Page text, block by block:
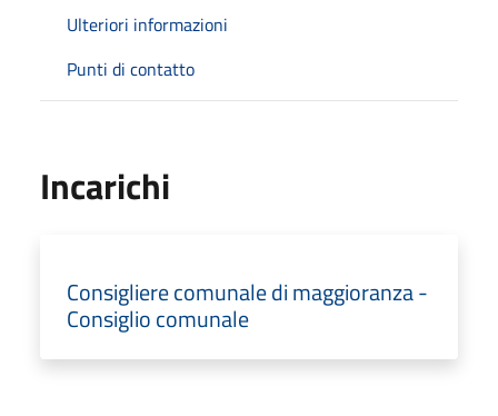
Ulteriori informazioni
Punti di contatto
Incarichi
Consigliere comunale di maggioranza -
Consiglio comunale